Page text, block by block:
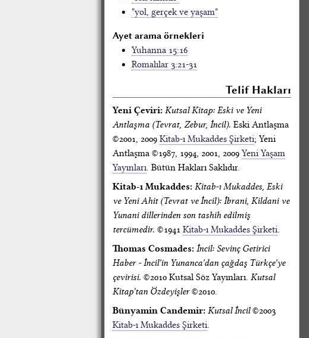
"yol, gerçek ve yaşam"
Ayet arama örnekleri
Yuhanna 15:16
Romalılar 3:21-31
Telif Hakları
Yeni Çeviri: Kutsal Kitap: Eski ve Yeni
Antlaşma (Tevrat, Zebur, İncil). Eski Antlaşma
©2001, 2009 Kitab-ı Mukaddes Şirketi; Yeni
Antlaşma ©1987, 1994, 2001, 2009 Yeni Yaşam
Yayınları. Bütün Hakları Saklıdır.
Kitab-ı Mukaddes: Kitab-ı Mukaddes, Eski
ve Yeni Ahit (Tevrat ve İncil): İbrani, Kildani ve
Yunani dillerinden son tashih edilmiş
tercümedir. ©1941 Kitab-ı Mukaddes Şirketi.
Thomas Cosmades: İncil: Sevinç Getirici
Haber - İncil'in Yunanca'dan çağdaş Türkçe'ye
çevirisi. ©2010 Kutsal Söz Yayınları. Kutsal
Kitap'tan Özdeyişler©2010.
Bünyamin Candemir: Kutsal İncil©2003
Kitab-ı Mukaddes Şirketi.